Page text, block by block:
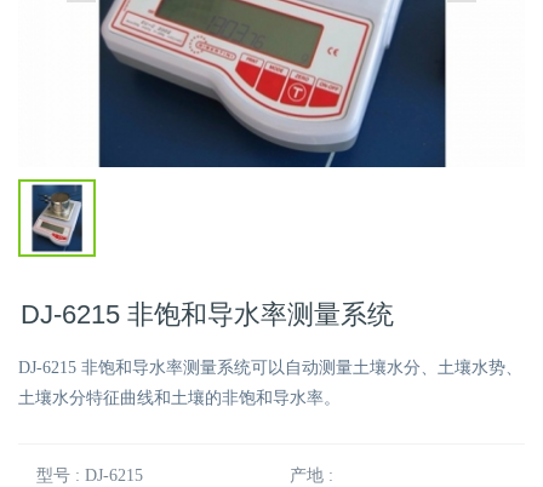
DJ-6215 非饱和导水率测量系统
DJ-6215 非饱和导水率测量系统可以自动测量土壤水分、土壤水势、
土壤水分特征曲线和土壤的非饱和导水率。
型号 : DJ-6215 产地 :